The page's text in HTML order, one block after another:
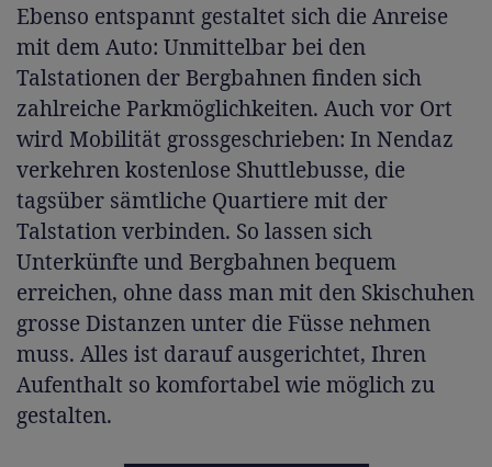
Ebenso entspannt gestaltet sich die Anreise
mit dem Auto: Unmittelbar bei den
Talstationen der Bergbahnen finden sich
zahlreiche Parkmöglichkeiten. Auch vor Ort
wird Mobilität grossgeschrieben: In Nendaz
verkehren kostenlose Shuttlebusse, die
tagsüber sämtliche Quartiere mit der
Talstation verbinden. So lassen sich
Unterkünfte und Bergbahnen bequem
erreichen, ohne dass man mit den Skischuhen
grosse Distanzen unter die Füsse nehmen
muss. Alles ist darauf ausgerichtet, Ihren
Aufenthalt so komfortabel wie möglich zu
gestalten.